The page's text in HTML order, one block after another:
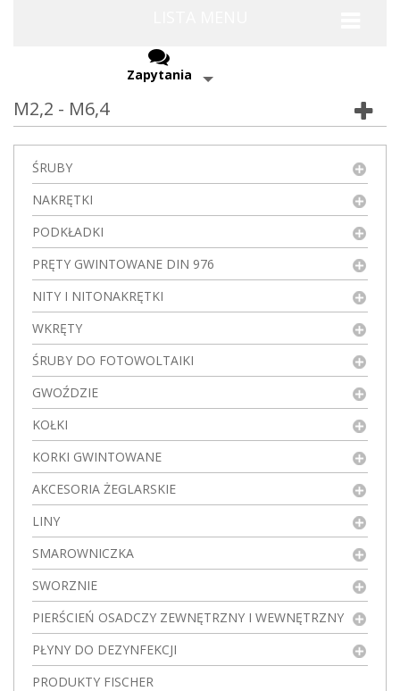
Zapytania
M2,2 - M6,4
ŚRUBY
NAKRĘTKI
PODKŁADKI
PRĘTY GWINTOWANE DIN 976
NITY I NITONAKRĘTKI
WKRĘTY
ŚRUBY DO FOTOWOLTAIKI
GWOŹDZIE
KOŁKI
KORKI GWINTOWANE
AKCESORIA ŻEGLARSKIE
LINY
SMAROWNICZKA
SWORZNIE
PIERŚCIEŃ OSADCZY ZEWNĘTRZNY I WEWNĘTRZNY
PŁYNY DO DEZYNFEKCJI
PRODUKTY FISCHER